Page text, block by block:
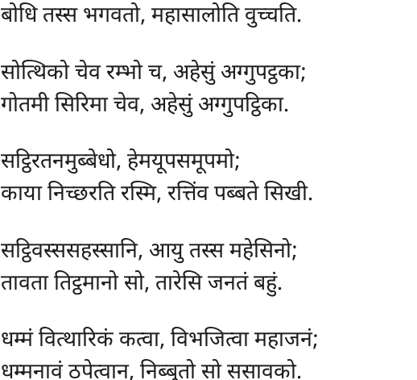
बोधि तस्स भगवतो, महासालोति वुच्चति.
सोत्थिको चेव रम्भो च, अहेसुं अग्गुपट्ठका;
गोतमी सिरिमा चेव, अहेसुं अग्गुपट्ठिका.
सट्ठिरतनमुब्बेधो, हेमयूपसमूपमो;
काया निच्छरति रस्मि, रत्तिंव पब्बते सिखी.
सट्ठिवस्ससहस्सानि, आयु तस्स महेसिनो;
तावता तिट्ठमानो सो, तारेसि जनतं बहुं.
धम्मंवित्थारिकं कत्वा, विभजित्वा महाजनं;
धम्मनावं ठपेत्वान, निब्बुतो सो ससावको.